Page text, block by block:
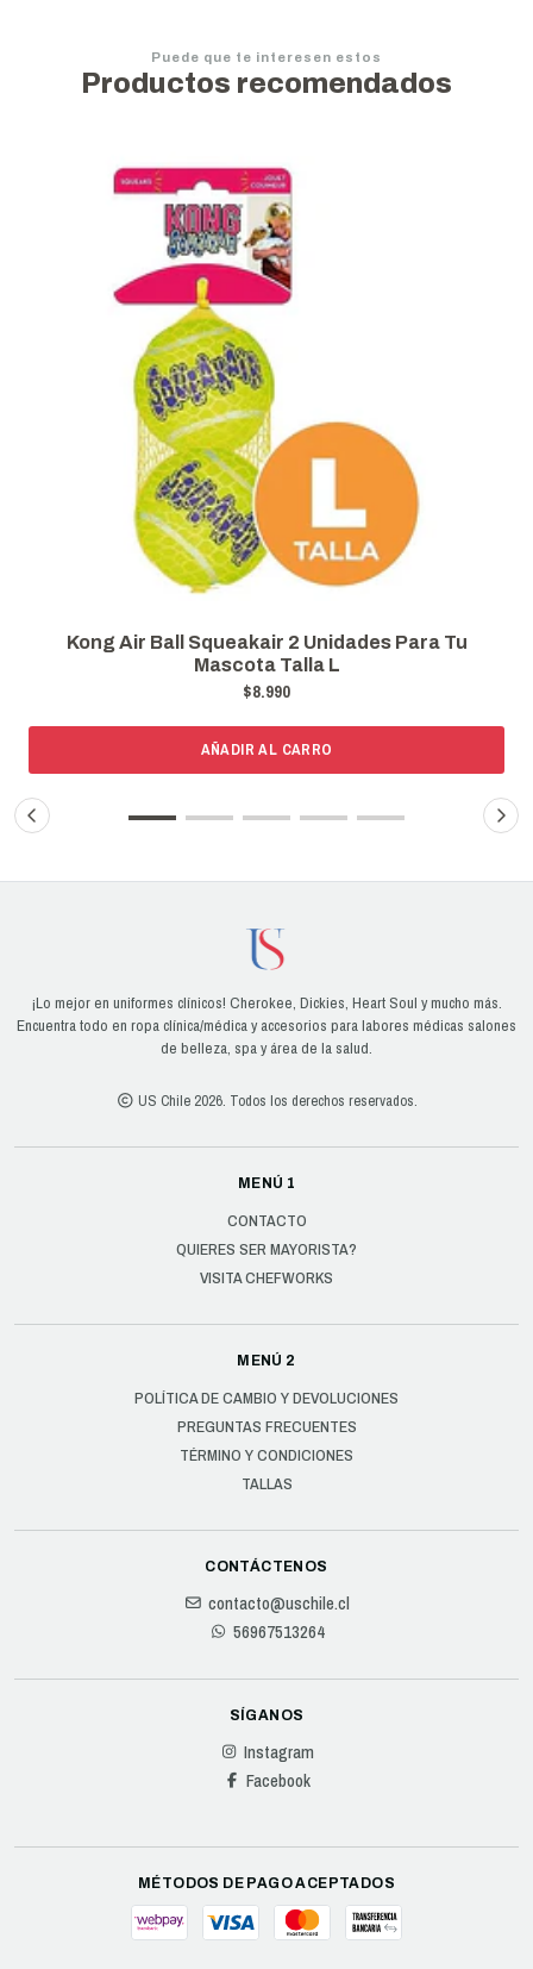
Puede que te interesen estos
Productos recomendados
Kong Air Ball Squeakair 2 Unidades Para Tu
Mascota Talla L
$8.990
AÑADIR AL CARRO
¡Lo mejor en uniformes clínicos! Cherokee, Dickies, Heart Soul y mucho más.
Encuentra todo en ropa clínica/médica y accesorios para labores médicas salones
de belleza, spa y área de la salud.
US Chile 2026. Todos los derechos reservados.
MENÚ 1
CONTACTO
QUIERES SER MAYORISTA?
VISITA CHEFWORKS
MENÚ 2
POLÍTICA DE CAMBIO Y DEVOLUCIONES
PREGUNTAS FRECUENTES
TÉRMINO Y CONDICIONES
TALLAS
CONTÁCTENOS
contacto@uschile.cl
56967513264
SÍGANOS
Instagram
Facebook
MÉTODOS DE PAGO ACEPTADOS